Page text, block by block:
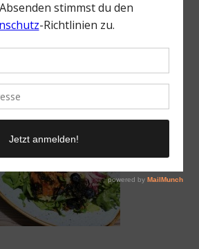
Aloha Poke
25. Juni 2018 /